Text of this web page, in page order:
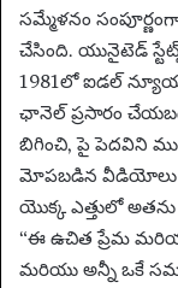
సమ్మేళనం
చేసింది. యునైటెడ్
1981లో ఐడల్
ఛానెల్ ప్రసారం
బిగించి, పై పెదవిని
మోపబడిన
యొక్క ఎత్తులో
“ఈ ఉచిత ప్రేమ
మరియు అన్నీ ఒకే